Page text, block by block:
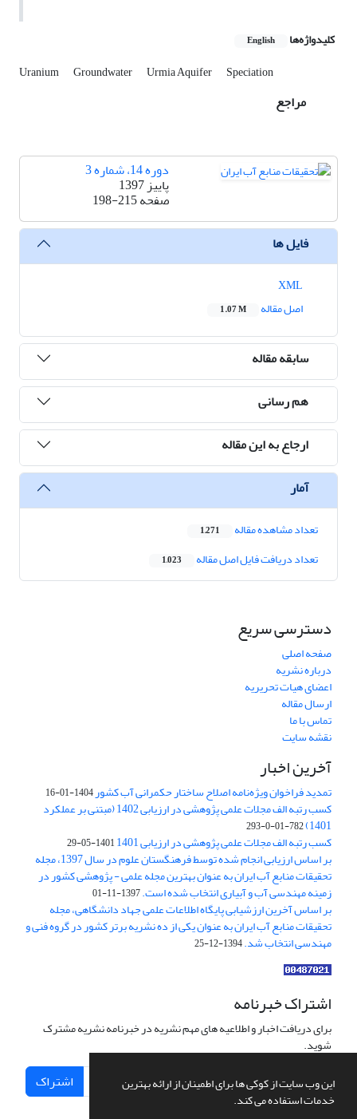
این وب سایت از کوکی ها برای اطمینان از ارائه بهترین
خدمات استفاده می کند.
کلیدواژه‌ها English
Uranium Groundwater Urmia Aquifer Speciation
مراجع
دوره 14، شماره 3
پاییز 1397
صفحه198-215
فایل ها
اصل مقاله
1.07 M
سابقه مقاله
هم رسانی
ارجاع به این مقاله
آمار
تعداد مشاهده مقاله 1,271
تعداد دریافت فایل اصل مقاله 1,023
دسترسی سریع
صفحه اصلی
درباره نشریه
اعضای هیات تحریریه
ارسال مقاله
تماس با ما
نقشه سایت
آخرین اخبار
تمدید فراخوان ویژه‌نامه اصلاح ساختار حکمرانی آب کشور1404-01-16
کسب رتبه الف مجلات علمی پژوهشی در ارزیابی 1402 (مبتنی بر عملکرد
1401)
782-01-0-293
کسب رتبه الف مجلات علمی پژوهشی در ارزیابی 1401 1401-05-29
بر اساس ارزیابی انجام شده توسط فرهنگستان علوم در سال 1397، مجله
تحقیقات منابع آب ایران به عنوان بهترین مجله علمی - پژوهشی کشور در
زمینه مهندسی آب و آبیاری انتخاب شده است.1397-11-01
بر اساس آخرین ارزشیابی پایگاه اطلاعات علمی جهاد دانشگاهی، مجله
تحقیقات منابع آب ایران به عنوان یکی از ده نشریه برتر کشور در گروه فنی و
مهندسی انتخاب شد.1394-12-25
اشتراک خبرنامه
برای دریافت اخبار و اطلاعیه های مهم نشریه در خبرنامه نشریه مشترک
شوید.
اشتراک